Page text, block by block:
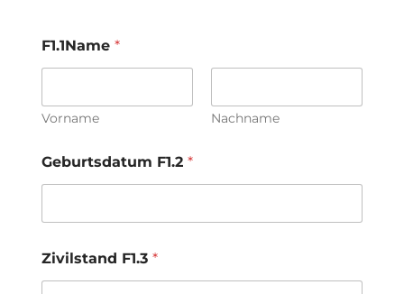
F1.1Name *
Vorname Nachname
Geburtsdatum F1.2 *
Zivilstand F1.3 *